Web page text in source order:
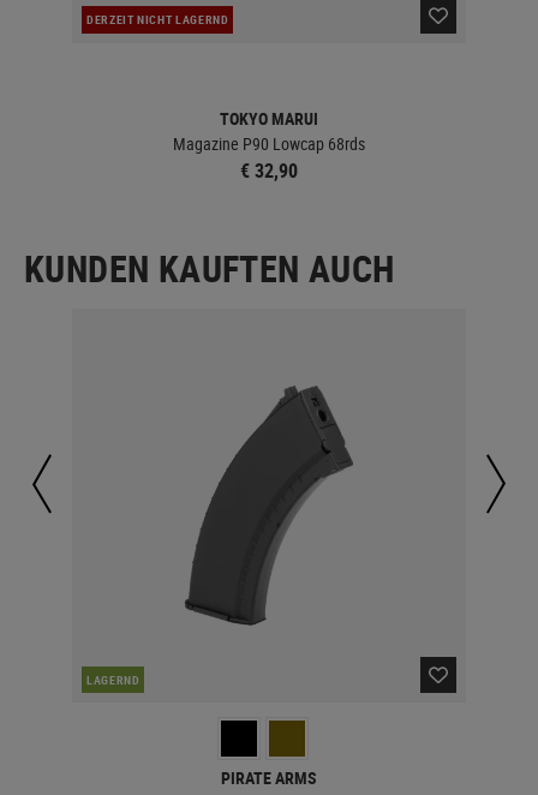
DERZEIT NICHT LAGERND
TOKYO MARUI
Magazine P90 Lowcap 68rds
€ 32,90
KUNDEN KAUFTEN AUCH
LAGERND
PIRATE ARMS